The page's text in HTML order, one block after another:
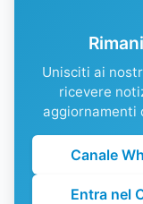
Unisciti ai
ricevere
aggiornamenti
Canale
Entra nel